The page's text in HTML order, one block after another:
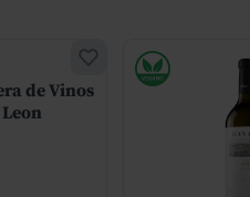
de Vinos